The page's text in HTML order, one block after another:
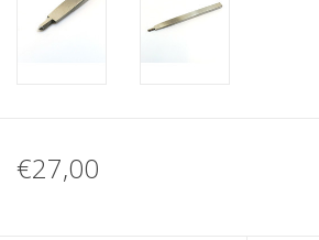
€27,00